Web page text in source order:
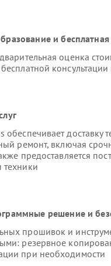
и бесплатная
оценка
обеспечивает доставку
ремонт, включая
предоставляется
техники
решение и
прошивок и
резервное
при необходимости